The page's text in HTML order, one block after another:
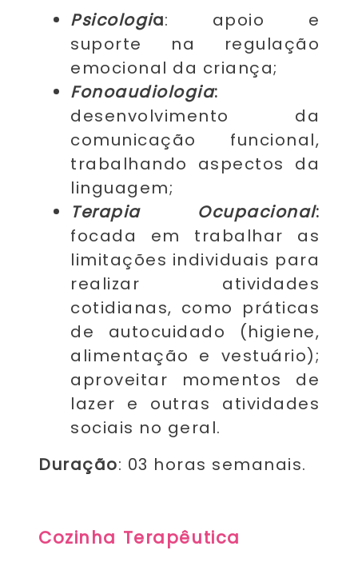
Psicologia: apoio e
suporte na regulação
emocional da criança;
Fonoaudiologia:
desenvolvimento da
comunicação funcional,
trabalhando aspectos da
linguagem;
Terapia Ocupacional:
focada em trabalhar as
limitações individuais para
realizar atividades
cotidianas, como práticas
de autocuidado (higiene,
alimentação e vestuário);
aproveitar momentos de
lazer e outras atividades
sociais no geral.
Duração: 03 horas semanais.
Cozinha Terapêutica